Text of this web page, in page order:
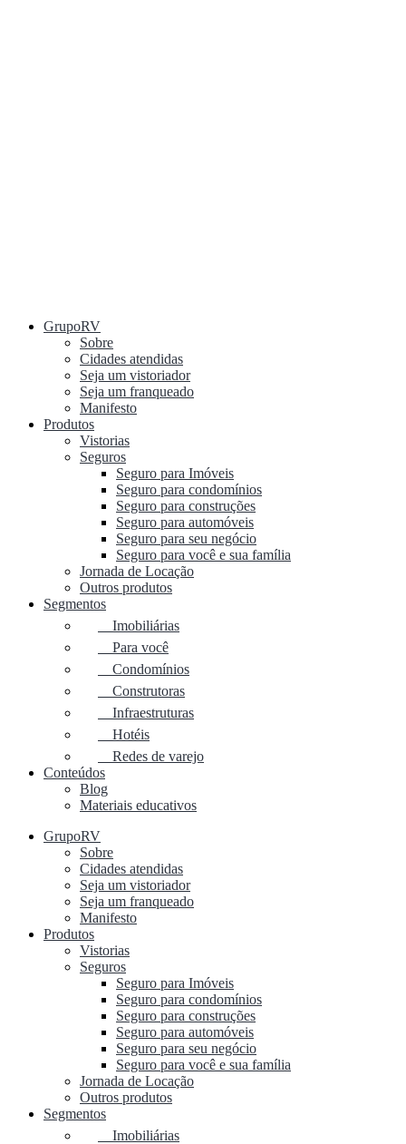
GrupoRV
Sobre
Cidades atendidas
Seja um vistoriador
Seja um franqueado
Manifesto
Produtos
Vistorias
Seguros
Seguro para Imóveis
Seguro para condomínios
Seguro para construções
Seguro para automóveis
Seguro para seu negócio
Seguro para você e sua família
Jornada de Locação
Outros produtos
Segmentos
Imobiliárias
Para você
Condomínios
Construtoras
Infraestruturas
Hotéis
Redes de varejo
Conteúdos
Blog
Materiais educativos
GrupoRV
Sobre
Cidades atendidas
Seja um vistoriador
Seja um franqueado
Manifesto
Produtos
Vistorias
Seguros
Seguro para Imóveis
Seguro para condomínios
Seguro para construções
Seguro para automóveis
Seguro para seu negócio
Seguro para você e sua família
Jornada de Locação
Outros produtos
Segmentos
Imobiliárias